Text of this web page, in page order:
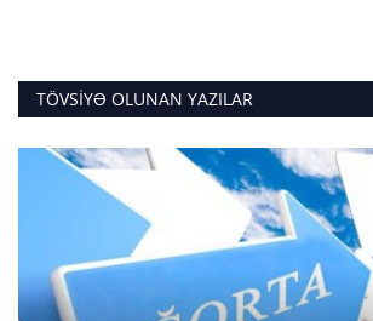
TÖVSIYƏ OLUNAN YAZILAR